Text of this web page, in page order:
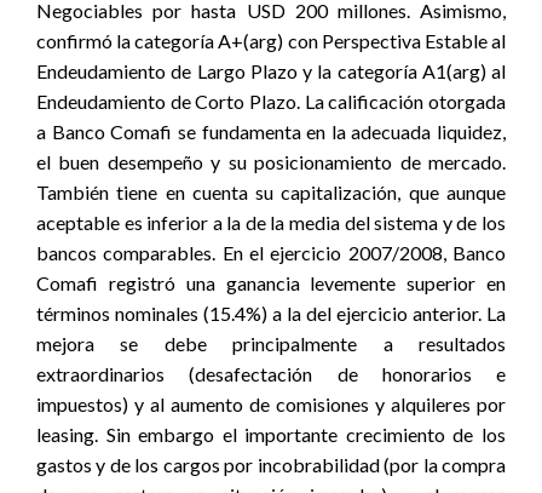
Negociables por hasta USD 200 millones. Asimismo,
confirmó la categoría A+(arg) con Perspectiva Estable al
Endeudamiento de Largo Plazo y la categoría A1(arg) al
Endeudamiento de Corto Plazo. La calificación otorgada
a Banco Comafi se fundamenta en la adecuada liquidez,
el buen desempeño y su posicionamiento de mercado.
También tiene en cuenta su capitalización, que aunque
aceptable es inferior a la de la media del sistema y de los
bancos comparables. En el ejercicio 2007/2008, Banco
Comafi registró una ganancia levemente superior en
términos nominales (15.4%) a la del ejercicio anterior. La
mejora se debe principalmente a resultados
extraordinarios (desafectación de honorarios e
impuestos) y al aumento de comisiones y alquileres por
leasing. Sin embargo el importante crecimiento de los
gastos y de los cargos por incobrabilidad (por la compra